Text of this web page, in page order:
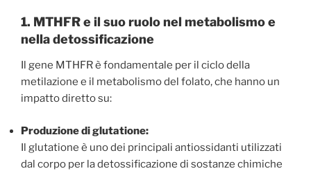
1. MTHFR e il suo ruolo nel metabolismo e
nella detossificazione
Il gene MTHFR è fondamentale per il ciclo della
metilazione e il metabolismo del folato, che hanno un
impatto diretto su:
Produzione di glutatione:
Il glutatione è uno dei principali antiossidanti utilizzati
dal corpo per la detossificazione di sostanze chimiche